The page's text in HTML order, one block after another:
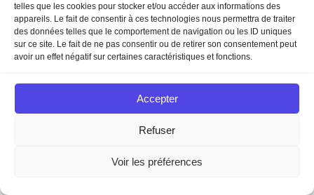
telles que les cookies pour stocker et/ou accéder aux informations des
appareils. Le fait de consentir à ces technologies nous permettra de traiter
des données telles que le comportement de navigation ou les ID uniques
sur ce site. Le fait de ne pas consentir ou de retirer son consentement peut
avoir un effet négatif sur certaines caractéristiques et fonctions.
Accepter
Refuser
Voir les préférences
Anthropic joue la fiabilité et la confiance enterprise. Ces
trois paris peuvent coexister — et coexisteront sans
doute — parce qu’ils répondent à des besoins différents
dans des organisations différentes.
Pour vous, la question n’est pas « qui va gagner ? ».
C’est : à laquelle de ces visions votre organisation veut-
elle s’aligner — et avec quel partenaire êtes-vous prêt à